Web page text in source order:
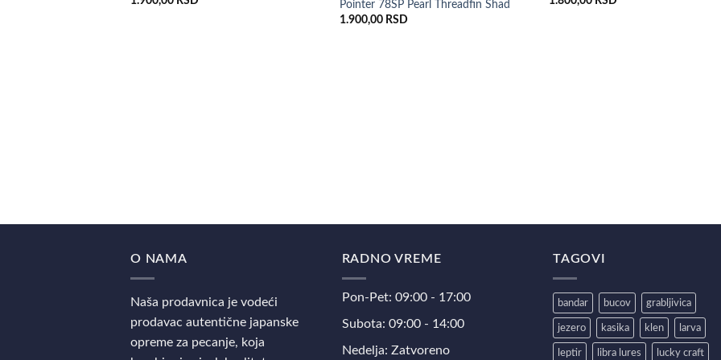
Pointer 78SP Pearl Threadfin Shad
1.900,00 RSD
O NAMA
Naša prodavnica je vodeći
prodavac autentične japanske
opreme za pecanje, koja
RADNO VREME
Pon-Pet: 09:00 - 17:00
Subota: 09:00 - 14:00
Nedelja: Zatvoreno
TAGOVI
bandar bucov grabljivica
jezero kasika klen larva
leptir libra lures lucky craft